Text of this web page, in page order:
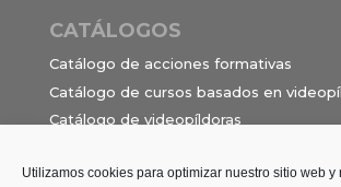
Utilizamos cookies para optimizar nuestro sitio web y
CATÁLOGOS
Catálogo de acciones formativas
Catálogo de cursos basados en
Catálogo de videopíldoras
formación en alternancia